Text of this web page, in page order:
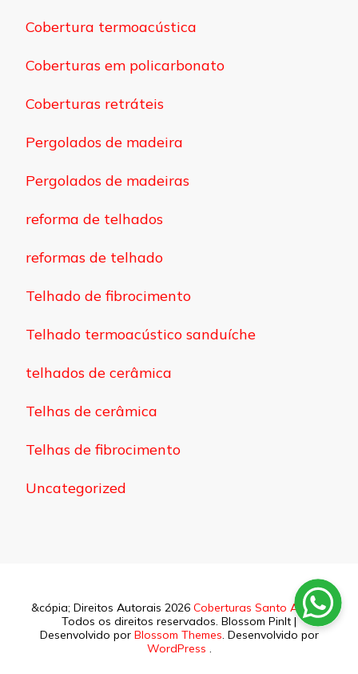
Cobertura termoacústica
Coberturas em policarbonato
Coberturas retráteis
Pergolados de madeira
Pergolados de madeiras
reforma de telhados
reformas de telhado
Telhado de fibrocimento
Telhado termoacústico sanduíche
telhados de cerâmica
Telhas de cerâmica
Telhas de fibrocimento
Uncategorized
&cópia; Direitos Autorais 2026 Coberturas Santo Amaro.
Todos os direitos reservados. Blossom PinIt |
Desenvolvido por Blossom Themes. Desenvolvido por
WordPress .